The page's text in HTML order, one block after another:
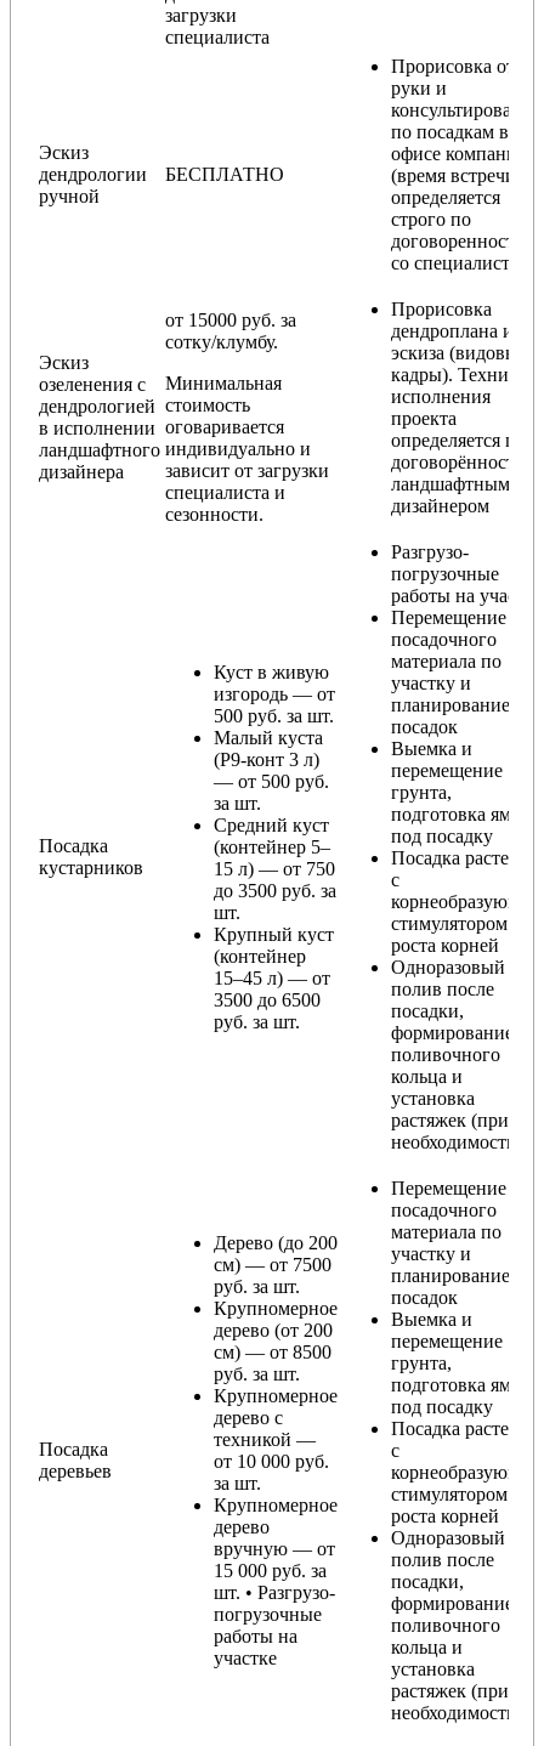
загрузки
специалиста
Эскиз
дендрологии
ручной
БЕСПЛАТНО
Прорисовка от
руки и
консультирование
по посадкам в
офисе компании
(время встречи
определяется
строго по
договоренности
со специалистом)
Эскиз
озеленения с
дендрологией
в исполнении
ландшафтного
дизайнера
от 15000 руб. за
сотку/клумбу.
Минимальная
стоимость
оговаривается
индивидуально и
зависит от загрузки
специалиста и
сезонности.
Прорисовка
дендроплана и
эскиза (видовые
кадры). Техника
исполнения
проекта
определяется по
договорённости с
ландшафтным
дизайнером
Посадка
кустарников
Куст в живую
изгородь — от
500 руб. за шт.
Малый куста
(Р9-конт 3 л)
— от 500 руб.
за шт.
Средний куст
(контейнер 5–
15 л) — от 750
до 3500 руб. за
шт.
Крупный куст
(контейнер
15–45 л) — от
3500 до 6500
руб. за шт.
Разгрузо-
погрузочные
работы на участке
Перемещение
посадочного
материала по
участку и
планирование
посадок
Выемка и
перемещение
грунта,
подготовка ямы
под посадку
Посадка растения
с
корнеобразующим
стимулятором
роста корней
Одноразовый
полив после
посадки,
формирование
поливочного
кольца и
установка
растяжек (при
необходимости)
Посадка
деревьев
Дерево (до 200
см) — от 7500
руб. за шт.
Крупномерное
дерево (от 200
см) — от 8500
руб. за шт.
Крупномерное
дерево с
техникой —
от 10 000 руб.
за шт.
Крупномерное
дерево
вручную — от
15 000 руб. за
шт. • Разгрузо-
погрузочные
работы на
участке
Перемещение
посадочного
материала по
участку и
планирование
посадок
Выемка и
перемещение
грунта,
подготовка ямы
под посадку
Посадка растения
с
корнеобразующим
стимулятором
роста корней
Одноразовый
полив после
посадки,
формирование
поливочного
кольца и
установка
растяжек (при
необходимости)